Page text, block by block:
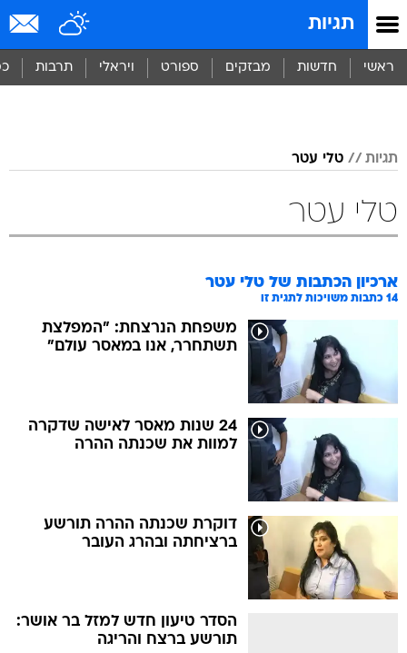
תגיות
ראשי חדשות מבזקים ספורט ויראלי תרבות
תגיות טלי עטר
טלי עטר
ארכיון הכתבות של טלי עטר
14 כתבות משויכות לתגית זו
משפחת הנרצחת: "המפלצת
תשתחרר, אנו במאסר עולם"
24 שנות מאסר לאישה שדקרה
למוות את שכנתה ההרה
דוקרת שכנתה ההרה תורשע
ברציחתה ובהרג העובר
הסדר טיעון חדש למזל בר אושר:
תורשע ברצח והריגה